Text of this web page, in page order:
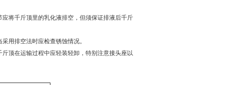
将千斤顶里的乳化液排空，但须保证排液后千斤
用排空法时应检查锈蚀情况。
顶在运输过程中应轻装轻卸，特别注意接头座以